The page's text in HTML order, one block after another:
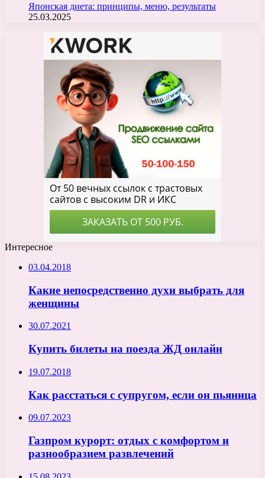
Японская диета: принципы, меню, результаты
25.03.2025
Интересное
03.04.2018
Какие непосредственно духи выбрать для
женщины
30.07.2021
Купить билеты на поезда ЖД онлайн
19.07.2018
Как расстаться с супругом, если он пьяница
09.07.2023
Газпром курорт: отдых с комфортом и
разнообразием развлечений